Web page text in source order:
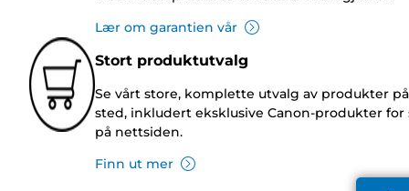
Lær om garantien vår
Stort produktutvalg
Se vårt store, komplette utvalg av produkter
sted, inkludert eksklusive Canon-produkter for
på nettsiden.
Finn ut mer